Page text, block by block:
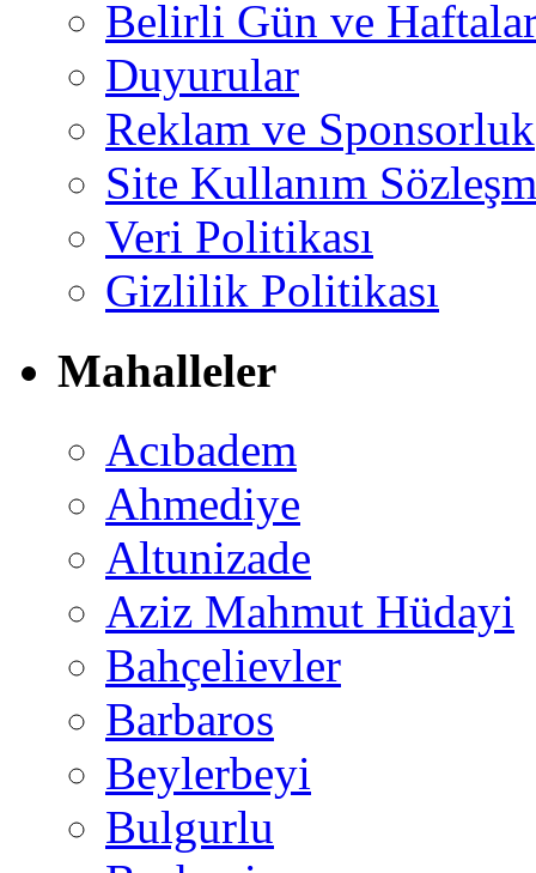
Belirli Gün ve
Duyurular
Reklam ve Sponsorluk
Site Kullanım
Veri Politikası
Gizlilik Politikası
Mahalleler
Acıbadem
Ahmediye
Altunizade
Aziz Mahmut Hüdayi
Bahçelievler
Barbaros
Beylerbeyi
Bulgurlu